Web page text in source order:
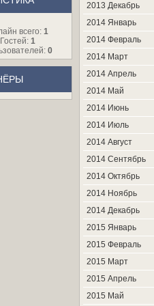
всего: 1
Гостей: 1
0
2013 Декабрь
2014 Январь
2014 Февраль
2014 Март
2014 Апрель
2014 Май
2014 Июнь
2014 Июль
2014 Август
2014 Сентябрь
2014 Октябрь
2014 Ноябрь
2014 Декабрь
2015 Январь
2015 Февраль
2015 Март
2015 Апрель
2015 Май